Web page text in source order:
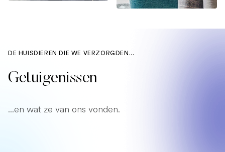
DE HUISDIEREN DIE WE VERZORGDEN...
Getuigenissen
...en wat ze van ons vonden.